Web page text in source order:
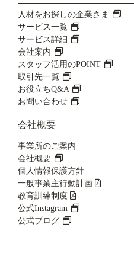
人材をお探しの企業さま
サービス一覧
サービス詳細
会社案内
スタッフ活用のPOINT
取引先一覧
お役立ちQ&A
お問い合わせ
会社概要
事業所のご案内
会社概要
個人情報保護方針
一般事業主行動計画
教育訓練制度
公式Instagram
公式ブログ